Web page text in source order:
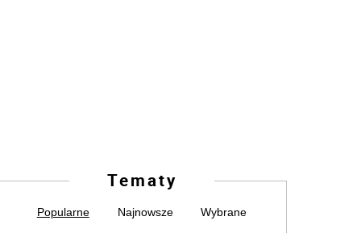
Tematy
Popularne Najnowsze Wybrane